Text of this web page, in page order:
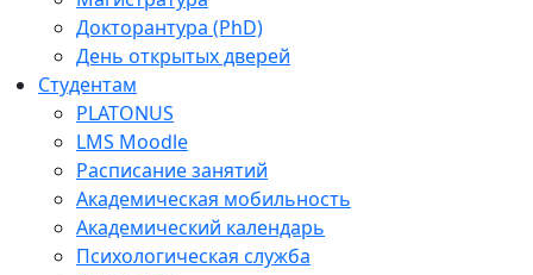
Докторантура (PhD)
День открытых дверей
Студентам
PLATONUS
LMS Moodle
Расписание занятий
Академическая мобильность
Академический календарь
Психологическая служба